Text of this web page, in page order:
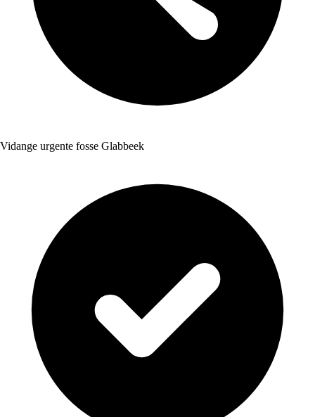
Vidange urgente fosse Glabbeek